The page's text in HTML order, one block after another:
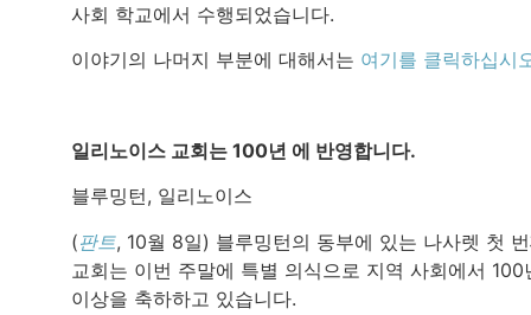
사회 학교에서 수행되었습니다.
이야기의 나머지 부분에 대해서는 여기를 클릭하십시
일리노이스 교회는 100년 에 반영합니다.
블루밍턴, 일리노이스
(판트, 10월 8일) 블루밍턴의 동부에 있는 나사렛 첫
교회는 이번 주말에 특별 의식으로 지역 사회에서 100
이상을 축하하고 있습니다.